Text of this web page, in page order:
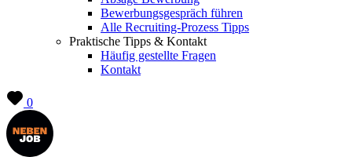
Bewerbungsgespräch führen
Alle Recruiting-Prozess Tipps
Praktische Tipps & Kontakt
Häufig gestellte Fragen
Kontakt
0